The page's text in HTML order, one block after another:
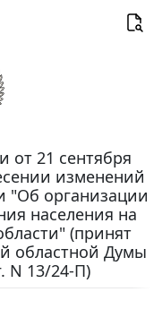
от 21 сентября
изменений
"Об организации
населения на
(принят
областной Думы
N 13/24-П)